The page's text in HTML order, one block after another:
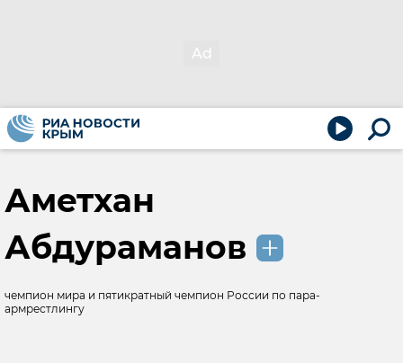
Аметхан
Абдураманов
чемпион мира и пятикратный чемпион России по пара-
армрестлингу